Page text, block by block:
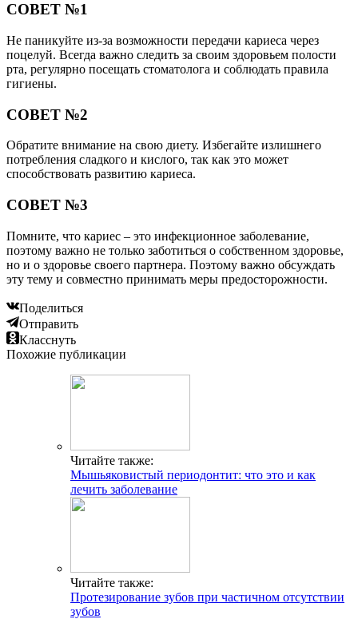
СОВЕТ №1
Не паникуйте из-за возможности передачи кариеса через
поцелуй. Всегда важно следить за своим здоровьем полости
рта, регулярно посещать стоматолога и соблюдать правила
гигиены.
СОВЕТ №2
Обратите внимание на свою диету. Избегайте излишнего
потребления сладкого и кислого, так как это может
способствовать развитию кариеса.
СОВЕТ №3
Помните, что кариес – это инфекционное заболевание,
поэтому важно не только заботиться о собственном здоровье,
но и о здоровье своего партнера. Поэтому важно обсуждать
эту тему и совместно принимать меры предосторожности.
Поделиться
Отправить
Класснуть
Похожие публикации
Читайте также:
Мышьяковистый периодонтит: что это и как
лечить заболевание
Читайте также:
Протезирование зубов при частичном отсутствии
зубов